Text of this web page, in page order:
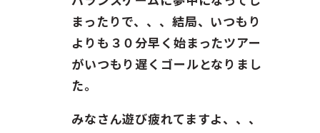
まったりで、、、結局、いつもり
よりも３０分早く始まったツアー
がいつもり遅くゴールとなりまし
た。
みなさん遊び疲れてますよ、、、